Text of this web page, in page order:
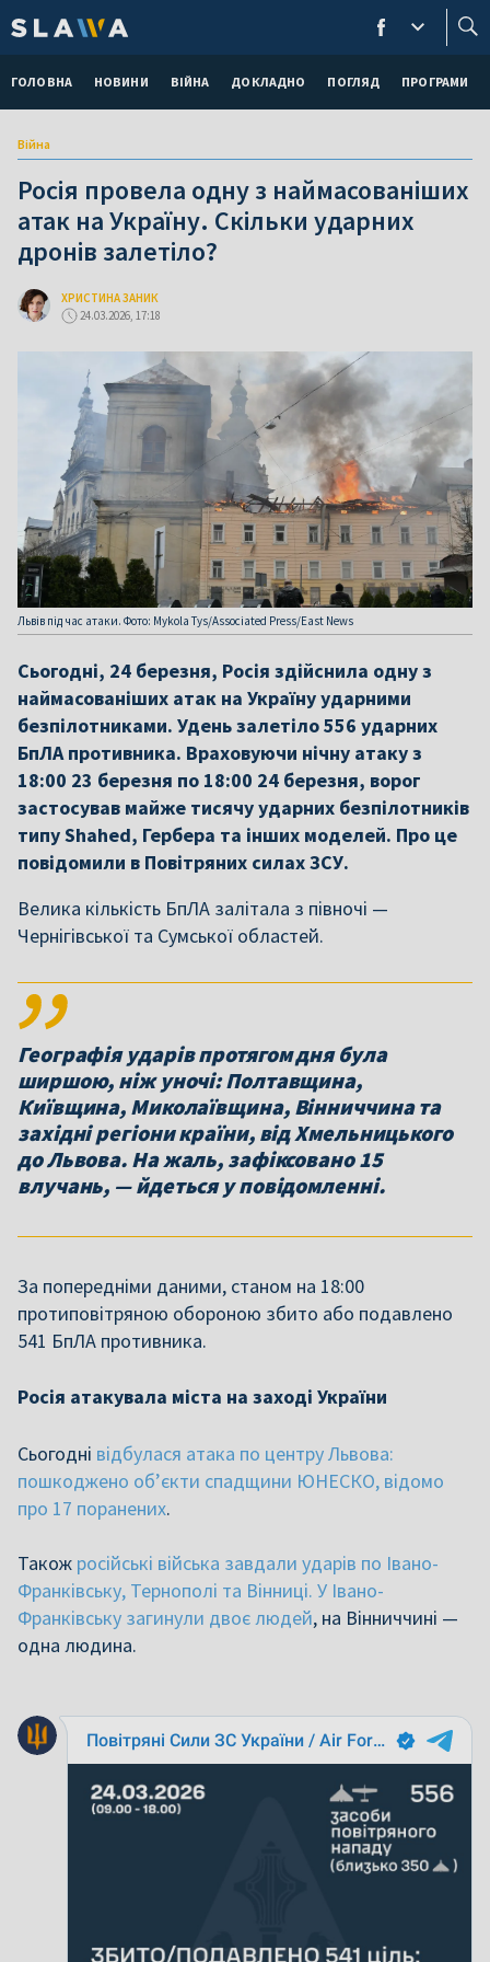
ГОЛОВНА НОВИНИ ВІЙНА ДОКЛАДНО ПОГЛЯД ПРОГРАМИ
Війна
Росія провела одну з наймасованіших
атак на Україну. Скільки ударних
дронів залетіло?
ХРИСТИНА ЗАНИК
24.03.2026, 17:18
Львів під час атаки. Фото: Mykola Tys/Associated Press/East News
Сьогодні, 24 березня, Росія здійснила одну з
наймасованіших атак на Україну ударними
безпілотниками. Удень залетіло 556 ударних
БпЛА противника. Враховуючи нічну атаку з
18:00 23 березня по 18:00 24 березня, ворог
застосував майже тисячу ударних безпілотників
типу Shahed, Гербера та інших моделей. Про це
повідомили в Повітряних силах ЗСУ.
Велика кількість БпЛА залітала з півночі —
Чернігівської та Сумської областей.
Географія ударів протягом дня була
ширшою, ніж уночі: Полтавщина,
Київщина, Миколаївщина, Вінниччина та
західні регіони країни, від Хмельницького
до Львова. На жаль, зафіксовано 15
влучань, — йдеться у повідомленні.
За попередніми даними, станом на 18:00
протиповітряною обороною збито або подавлено
541 БпЛА противника.
Росія атакувала міста на заході України
Сьогодні відбулася атака по центру Львова:
пошкоджено об’єкти спадщини ЮНЕСКО, відомо
про 17 поранених.
Також російські війська завдали ударів по Івано-
Франківську, Тернополі та Вінниці. У Івано-
Франківську загинули двоє людей, на Вінниччині —
одна людина.